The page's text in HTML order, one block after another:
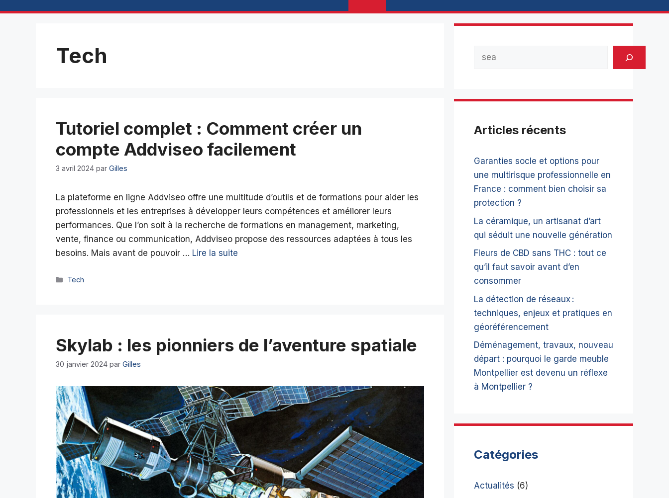
Tech
Tutoriel complet : Comment créer un
compte Addviseo facilement
3 avril 2024 par Gilles
La plateforme en ligne Addviseo offre une multitude d’outils et de formations pour aider les
professionnels et les entreprises à développer leurs compétences et améliorer leurs
performances. Que l’on soit à la recherche de formations en management, marketing,
vente, finance ou communication, Addviseo propose des ressources adaptées à tous les
besoins. Mais avant de pouvoir … Lire la suite
Catégories
Tech
Skylab : les pionniers de l’aventure spatiale
30 janvier 2024 par Gilles
Articles récents
Garanties socle et options pour
une multirisque professionnelle en
France : comment bien choisir sa
protection ?
La céramique, un artisanat d’art
qui séduit une nouvelle génération
Fleurs de CBD sans THC : tout ce
qu’il faut savoir avant d’en
consommer
La détection de réseaux :
techniques, enjeux et pratiques en
géoréférencement
Déménagement, travaux, nouveau
départ : pourquoi le garde meuble
Montpellier est devenu un réflexe
à Montpellier ?
Catégories
Actualités (6)